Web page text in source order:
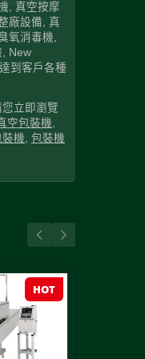
, 真空按摩
廠設備, 真
氧消毒機,
, New
到客戶各種
立即瀏覽
空包裝機,
機, 包裝機
HOT